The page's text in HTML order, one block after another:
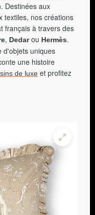
Destinées aux
textiles, nos créations
français à travers des
, Dedarou Hermès.
d'objets uniques
une histoire
de luxe et profitez